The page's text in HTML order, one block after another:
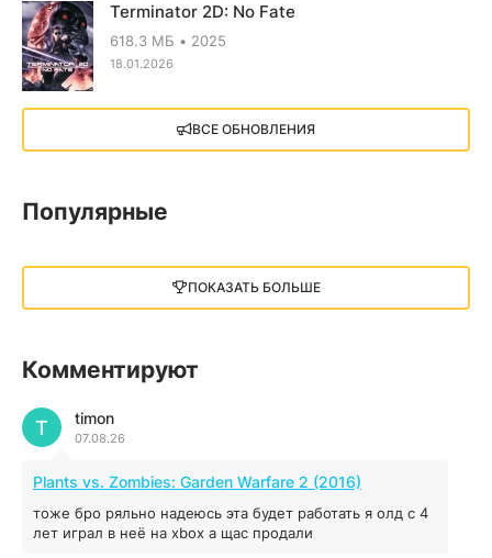
Terminator 2D: No Fate
618.3 МБ 2025
18.01.2026
X4: Foundations (2018)
13.73 GB 2018
13 ГБ 2025
illWill
04.12.2025
MAFIA: THE OLD COUNTRY
44.98 ГБ 2025
04.12.2025
ВСЕ ОБНОВЛЕНИЯ
Популярные
ПОКАЗАТЬ БОЛЬШЕ
Комментируют
timon
07.08.26
T
Plants vs. Zombies: Garden Warfare 2 (2016)
тоже бро ряльно надеюсь эта будет работать я олд с 4
лет играл в неё на xbox а щас продали